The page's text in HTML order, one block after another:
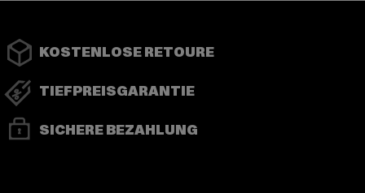
KOSTENLOSE RETOURE
TIEFPREISGARANTIE
SICHERE BEZAHLUNG